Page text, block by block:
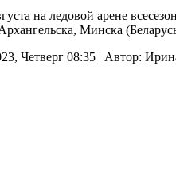
на ледовой арене
Минска
Четверг 08:35 | Автор: